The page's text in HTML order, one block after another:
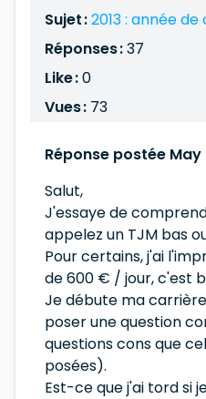
Sujet :2013 : année de
Réponses :37
Like :0
Vues : 73
Réponse postée May
Salut,
J'essaye de
appelez un TJM bas
Pour certains, j'ai
de 600 € / jour, c'est
Je débute ma
poser une question
questions cons que
posées).
Est-ce que j'ai tord si